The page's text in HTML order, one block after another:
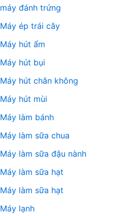
máy đánh trứng
Máy ép trái cây
Máy hút ẩm
Máy hút bụi
Máy hút chân không
Máy hút mùi
Máy làm bánh
Máy làm sữa chua
Máy làm sữa đậu nành
Máy làm sữa hạt
Máy làm sữa hạt
Máy lạnh